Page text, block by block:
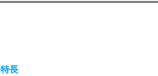
特長